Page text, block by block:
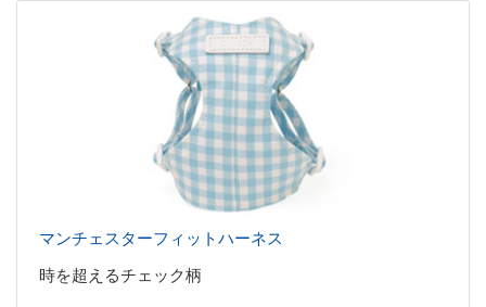
マンチェスターフィットハーネス
時を超えるチェック柄